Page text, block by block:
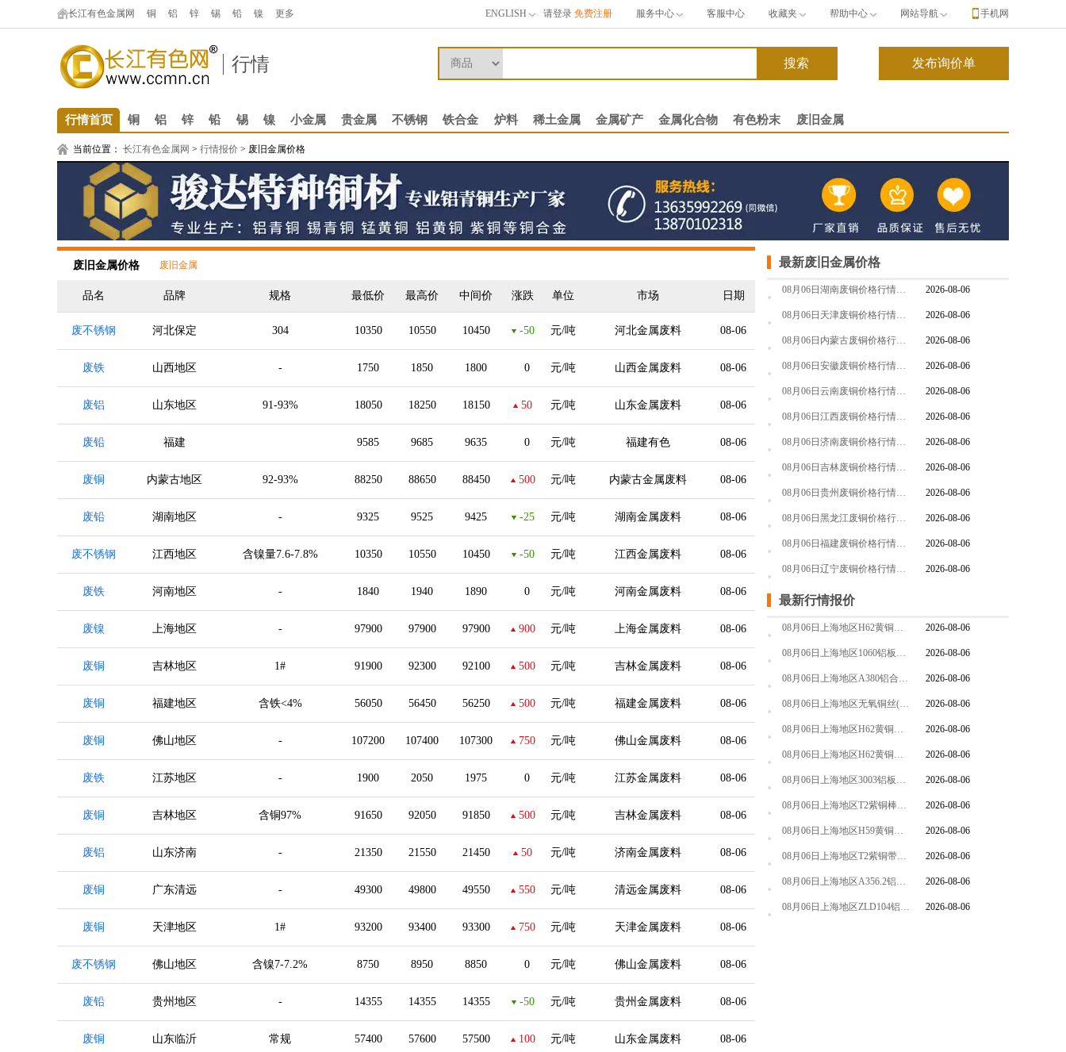
长江有色金属网 铜 铝 锌 锡 铅 镍 更多 ENGLISH 请登录 免费注册 服务中心 客服中心 收藏夹 帮助中心 网站导航 手机网
行情
行情首页 铜 铝 锌 铅 锡 镍 小金属 贵金属 不锈钢 铁合金 炉料 稀土金属 金属矿产 金属化合物 有色粉末 废旧金属
当前位置： 长江有色金属网 > 行情报价 > 废旧金属价格
废旧金属价格 废旧金属
品名 品牌 规格 最低价 最高价 中间价 涨跌 单位 市场 日期
废不锈钢 河北保定 304 10350 10550 10450 -50 元/吨 河北金属废料 08-06
废铁 山西地区 - 1750 1850 1800 0 元/吨 山西金属废料 08-06
废铝 山东地区 91-93% 18050 18250 18150 50 元/吨 山东金属废料 08-06
废铅 福建 9585 9685 9635 0 元/吨 福建有色 08-06
废铜 内蒙古地区 92-93% 88250 88650 88450 500 元/吨 内蒙古金属废料 08-06
废铅 湖南地区 - 9325 9525 9425 -25 元/吨 湖南金属废料 08-06
废不锈钢 江西地区 含镍量7.6-7.8% 10350 10550 10450 -50 元/吨 江西金属废料 08-06
废铁 河南地区 - 1840 1940 1890 0 元/吨 河南金属废料 08-06
废镍 上海地区 - 97900 97900 97900 900 元/吨 上海金属废料 08-06
废铜 吉林地区 1# 91900 92300 92100 500 元/吨 吉林金属废料 08-06
废铜 福建地区 含铁<4% 56050 56450 56250 500 元/吨 福建金属废料 08-06
废铜 佛山地区 - 107200 107400 107300 750 元/吨 佛山金属废料 08-06
废铁 江苏地区 - 1900 2050 1975 0 元/吨 江苏金属废料 08-06
废铜 吉林地区 含铜97% 91650 92050 91850 500 元/吨 吉林金属废料 08-06
废铝 山东济南 - 21350 21550 21450 50 元/吨 济南金属废料 08-06
废铜 广东清远 - 49300 49800 49550 550 元/吨 清远金属废料 08-06
废铜 天津地区 1# 93200 93400 93300 750 元/吨 天津金属废料 08-06
废不锈钢 佛山地区 含镍7-7.2% 8750 8950 8850 0 元/吨 佛山金属废料 08-06
废铅 贵州地区 - 14355 14355 14355 -50 元/吨 贵州金属废料 08-06
废铜 山东临沂 常规 57400 57600 57500 100 元/吨 山东金属废料 08-06
最新废旧金属价格
08月06日湖南废铜价格行情参考 2026-08-06
08月06日天津废铜价格行情参考 2026-08-06
08月06日内蒙古废铜价格行情参考 2026-08-06
08月06日安徽废铜价格行情参考 2026-08-06
08月06日云南废铜价格行情参考 2026-08-06
08月06日江西废铜价格行情参考 2026-08-06
08月06日济南废铜价格行情参考 2026-08-06
08月06日吉林废铜价格行情参考 2026-08-06
08月06日贵州废铜价格行情参考 2026-08-06
08月06日黑龙江废铜价格行情参考 2026-08-06
08月06日福建废铜价格行情参考 2026-08-06
08月06日辽宁废铜价格行情参考 2026-08-06
最新行情报价
08月06日上海地区H62黄铜带价格行情参考 2026-08-06
08月06日上海地区1060铝板价格行情参考 2026-08-06
08月06日上海地区A380铝合金锭价格行情参考 2026-08-06
08月06日上海地区无氧铜丝(硬)价格行情参考 2026-08-06
08月06日上海地区H62黄铜板价格行情参考 2026-08-06
08月06日上海地区H62黄铜棒价格行情参考 2026-08-06
08月06日上海地区3003铝板价格行情参考 2026-08-06
08月06日上海地区T2紫铜棒价格行情参考 2026-08-06
08月06日上海地区H59黄铜棒价格行情参考 2026-08-06
08月06日上海地区T2紫铜带价格行情参考 2026-08-06
08月06日上海地区A356.2铝合金锭价格行情参考 2026-08-06
08月06日上海地区ZLD104铝合金锭价格行情参考 2026-08-06